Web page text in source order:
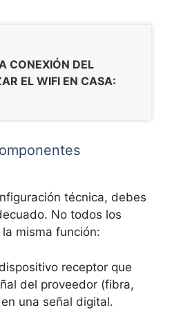
CONEXIÓN DEL
EL WIFI EN CASA:
técnica, debes
No todos los
misma función:
receptor que
del proveedor (fibra,
una señal digital.